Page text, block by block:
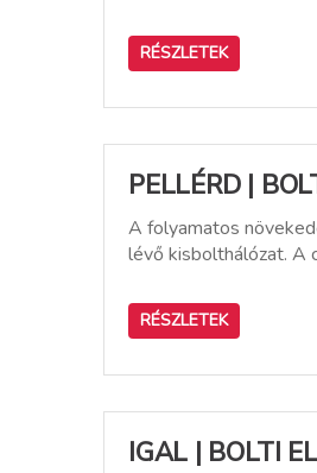
RÉSZLETEK
PELLÉRD |
A folyamatos
lévő kisbolthálózat. A
RÉSZLETEK
IGAL | BOLTI